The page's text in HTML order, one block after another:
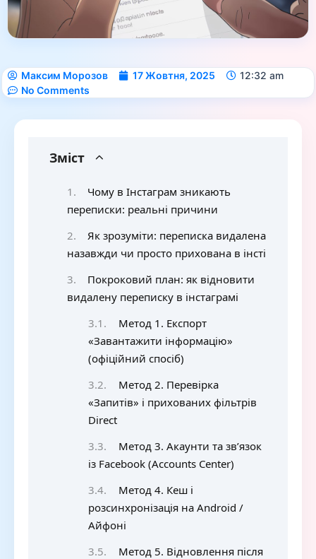
Максим Морозов 17 Жовтня, 2025
12:32 am
No Comments
Зміст
Чому в Інстаграм зникають
переписки: реальні причини
Як зрозуміти: переписка видалена
назавжди чи просто прихована в інсті
Покроковий план: як відновити
видалену переписку в інстаграмі
Метод 1. Експорт
«Завантажити інформацію»
(офіційний спосіб)
Метод 2. Перевірка
«Запитів» і прихованих фільтрів
Direct
Метод 3. Акаунти та зв’язок
із Facebook (Accounts Center)
Метод 4. Кеш і
розсинхронізація на Android /
Айфоні
Метод 5. Відновлення після